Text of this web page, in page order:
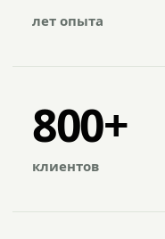
лет опыта
800+
клиентов